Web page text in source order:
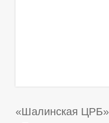
«Шалинская ЦРБ»